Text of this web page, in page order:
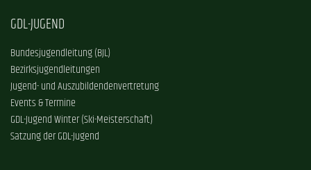
GDL-JUGEND
Bundesjugendleitung (BJL)
Bezirksjugendleitungen
Jugend- und Auszubildendenvertretung
Events & Termine
GDL-Jugend Winter (Ski-Meisterschaft)
Satzung der GDL-Jugend